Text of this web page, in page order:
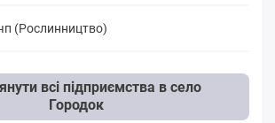
(Рослинництво)
всі підприємства в село
Городок